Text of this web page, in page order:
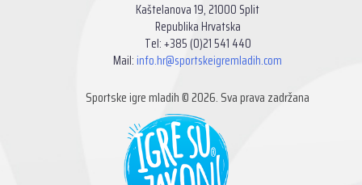
Kaštelanova 19, 21000 Split
Republika Hrvatska
Tel: +385 (0)21 541 440
Mail: info.hr@sportskeigremladih.com
Sportske igre mladih © 2026. Sva prava zadržana